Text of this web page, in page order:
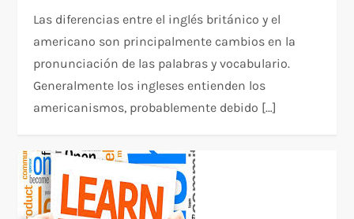
Las diferencias entre el inglés británico y el
americano son principalmente cambios en la
pronunciación de las palabras y vocabulario.
Generalmente los ingleses entienden los
americanismos, probablemente debido […]